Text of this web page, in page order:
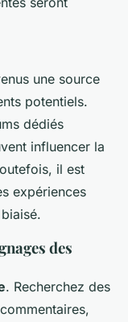
une source
potentiels.
dédiés
influencer la
il est
expériences
des
. Recherchez des